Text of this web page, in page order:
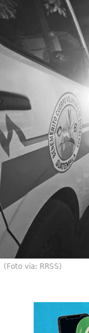
(Foto vía: RRSS)